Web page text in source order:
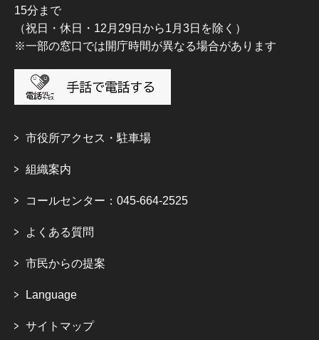
15分まで
（祝日・休日・12月29日から1月3日を除く）
※一部の窓口では開庁時間が異なる場合があります
市役所アクセス・駐車場
組織案内
コールセンター：045-664-2525
よくある質問
市民からの提案
Language
サイトマップ